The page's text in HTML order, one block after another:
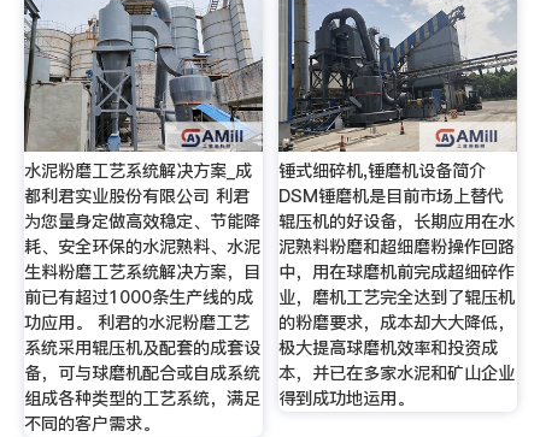
水泥粉磨工艺系统解决方案_成
都利君实业股份有限公司 利君
为您量身定做高效稳定、节能降
耗、安全环保的水泥熟料、水泥
生料粉磨工艺系统解决方案，目
前已有超过1000条生产线的成
功应用。 利君的水泥粉磨工艺
系统采用辊压机及配套的成套设
备，可与球磨机配合或自成系统
组成各种类型的工艺系统，满足
不同的客户需求。
锤式细碎机,锤磨机设备简介
DSM锤磨机是目前市场上替代
辊压机的好设备，长期应用在水
泥熟料粉磨和超细磨粉操作回路
中，用在球磨机前完成超细碎作
业，磨机工艺完全达到了辊压机
的粉磨要求，成本却大大降低，
极大提高球磨机效率和投资成
本，并已在多家水泥和矿山企业
得到成功地运用。